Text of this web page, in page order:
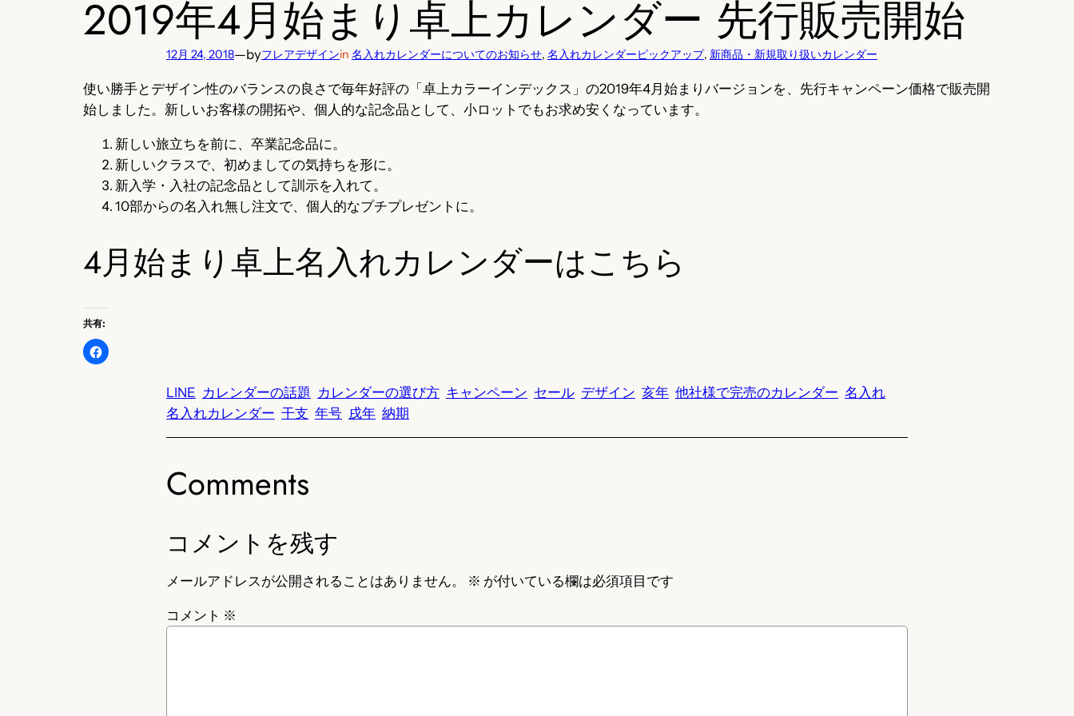
2019年4月始まり卓上カレンダー 先行販売開始
12月 24, 2018—byフレアデザインin 名入れカレンダーについてのお知らせ, 名入れカレンダーピックアップ, 新商品・新規取り扱いカレンダー
使い勝手とデザイン性のバランスの良さで毎年好評の「卓上カラーインデックス」の2019年4月始まりバージョンを、先行キャンペーン価格で販売開
始しました。新しいお客様の開拓や、個人的な記念品として、小ロットでもお求め安くなっています。
新しい旅立ちを前に、卒業記念品に。
新しいクラスで、初めましての気持ちを形に。
新入学・入社の記念品として訓示を入れて。
10部からの名入れ無し注文で、個人的なプチプレゼントに。
4月始まり卓上名入れカレンダーはこちら
共有:
LINE カレンダーの話題 カレンダーの選び方 キャンペーン セール デザイン 亥年 他社様で完売のカレンダー 名入れ
名入れカレンダー 干支 年号 戌年 納期
Comments
コメントを残す
メールアドレスが公開されることはありません。 ※ が付いている欄は必須項目です
コメント ※